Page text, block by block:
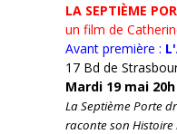
LA SEPTIÈME
un film de
Avant première :
17 Bd de
Mardi 19 mai 20h
La Septième Porte
raconte son Histoire